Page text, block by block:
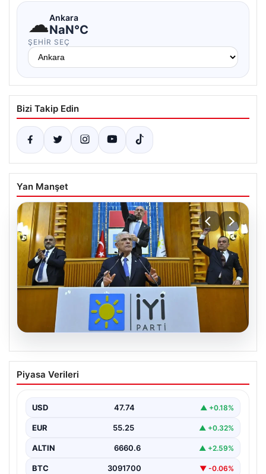
☁Ankara
NaN°C
ŞEHIR SEÇ
Bizi Takip Edin
Yan Manşet
06.08.2026
İYİ Parti’den ‘çerçeve yasa’ teklifi için
Anayasa Komisyonuna başvuru
Piyasa Verileri
USD 47.74 ▲ +0.18%
EUR 55.25 ▲ +0.32%
ALTIN 6660.6 ▲ +2.59%
BTC 3091700 ▼ -0.06%